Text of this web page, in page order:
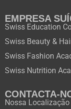
EMPRESA
Swiss Education
Swiss Beauty &
Swiss Fashion
Swiss Nutrition
CONTACTA-
Nossa Localização